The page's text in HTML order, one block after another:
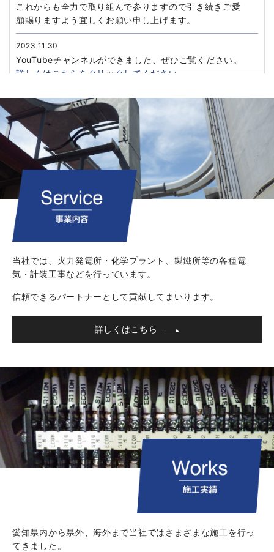
これからも全力で取り組んで参りますので引き続きご愛
顧賜りますよう宜しくお願い申し上げます。
2023.11.30
YouTubeチャンネルができました、ぜひご覧ください。
詳しくはこちらをクリックしてください。
【2024新卒採用】を行っています。
詳しくはこちらをクリックしてください。
2022.08.01
新倉庫兼事務所「セカンドベース」が完成いたしまし
た。
詳しくはインスタグラムをご覧ください。
2019.05.07
ホームページをリニューアル致しました。今後とも宜し
当社では、火力発電所・化学プラント、 製鐵所等の各種電
気・計装工事などを行っています。
信頼できるパートナーとして貢献してまいります。
詳しくはこちら
愛知県内から県外、海外まで当社ではさまざまな施工を行っ
てきました。